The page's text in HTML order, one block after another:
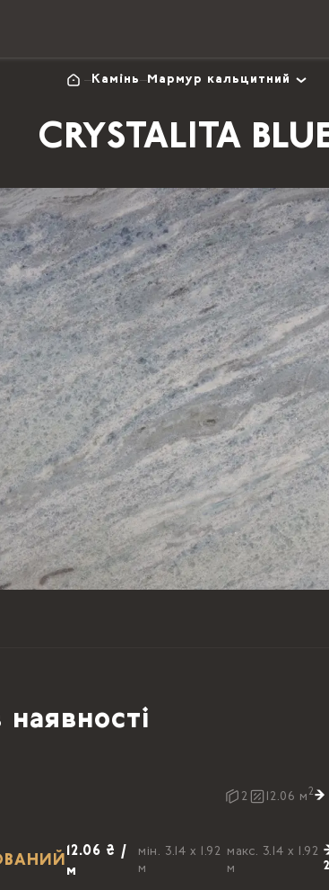
Камінь Мармур кальцитний
CRYSTALITA
2 12.06 м2→
12.06 ₴ /
м
мін. 3.14 x 1.92
м
макс. 3.14 x 1.92
м
2